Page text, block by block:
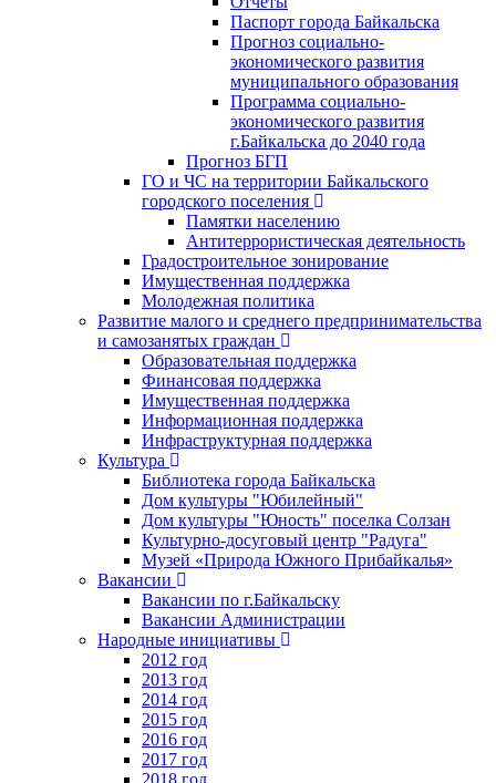
Паспорт города Байкальска
Прогноз социально-
экономического развития
муниципального образования
Программа социально-
экономического развития
г.Байкальска до 2040 года
Прогноз БГП
ГО и ЧС на территории Байкальского
городского поселения
Памятки населению
Антитеррористическая деятельность
Градостроительное зонирование
Имущественная поддержка
Молодежная политика
Развитие малого и среднего предпринимательства
и самозанятых граждан
Образовательная поддержка
Финансовая поддержка
Имущественная поддержка
Информационная поддержка
Инфраструктурная поддержка
Культура
Библиотека города Байкальска
Дом культуры "Юбилейный"
Дом культуры "Юность" поселка Солзан
Культурно-досуговый центр "Радуга"
Музей «Природа Южного Прибайкалья»
Вакансии
Вакансии по г.Байкальску
Вакансии Администрации
Народные инициативы
2012 год
2013 год
2014 год
2015 год
2016 год
2017 год
2018 год